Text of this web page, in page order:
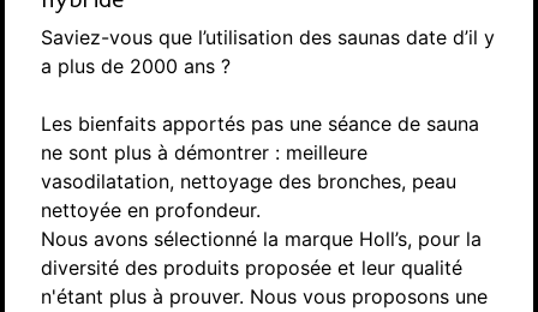
Saviez-vous que l’utilisation des saunas date d’il y
a plus de 2000 ans ?
Les bienfaits apportés pas une séance de sauna
ne sont plus à démontrer : meilleure
vasodilatation, nettoyage des bronches, peau
nettoyée en profondeur.
Nous avons sélectionné la marque Holl’s, pour la
diversité des produits proposée et leur qualité
n'étant plus à prouver. Nous vous proposons une